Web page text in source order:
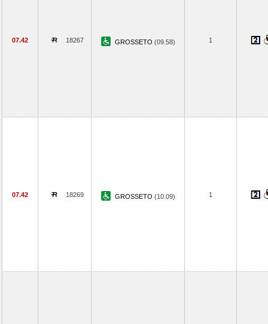
07.42 18267 GROSSETO (09.58) 1
07.42 18269 GROSSETO (10.09) 1